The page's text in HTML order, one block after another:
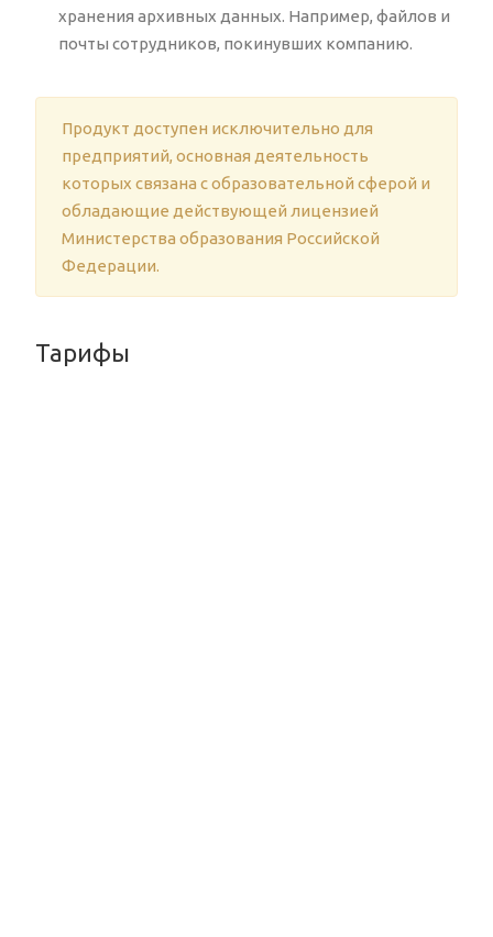
хранения архивных данных. Например, файлов и
почты сотрудников, покинувших компанию.
Продукт доступен исключительно для
предприятий, основная деятельность
которых связана с образовательной сферой и
обладающие действующей лицензией
Министерства образования Российской
Федерации.
Тарифы